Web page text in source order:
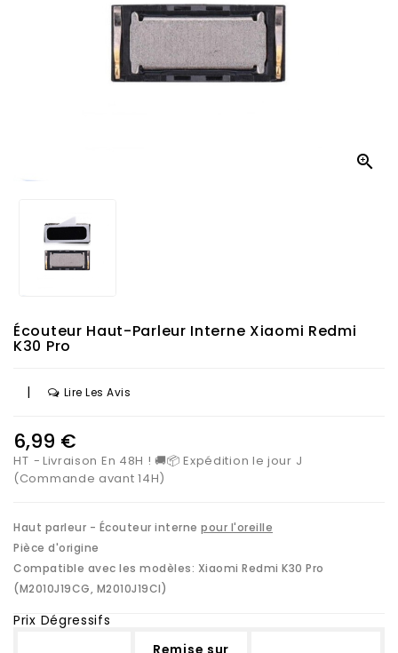

Écouteur Haut-Parleur Interne Xiaomi Redmi
K30 Pro
| Lire Les Avis
6,99 €
HT
Livraison En 48H ! 🚚📦 Expédition le jour J
(Commande avant 14H)
Haut parleur - Écouteur interne pour l'oreille
Pièce d'origine
Compatible avec les modèles: Xiaomi Redmi K30 Pro
(M2010J19CG, M2010J19CI)
Prix Dégressifs
Remise sur